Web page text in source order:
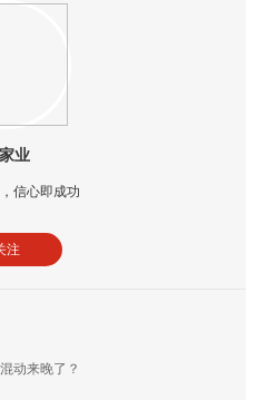
业
信心即成功
注
动来晚了？